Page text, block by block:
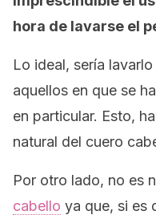
hora de lavarse el
Lo ideal, sería
aquellos en que se
en particular. Esto,
natural del cuero
Por otro lado, no es
cabello ya que, si es